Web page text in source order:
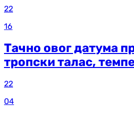
22
16
Тачно овог датума
тропски талас,
22
04